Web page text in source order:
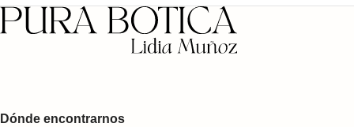
Dónde encontrarnos